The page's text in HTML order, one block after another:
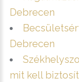
Debrecen
Debrecen
mit kell